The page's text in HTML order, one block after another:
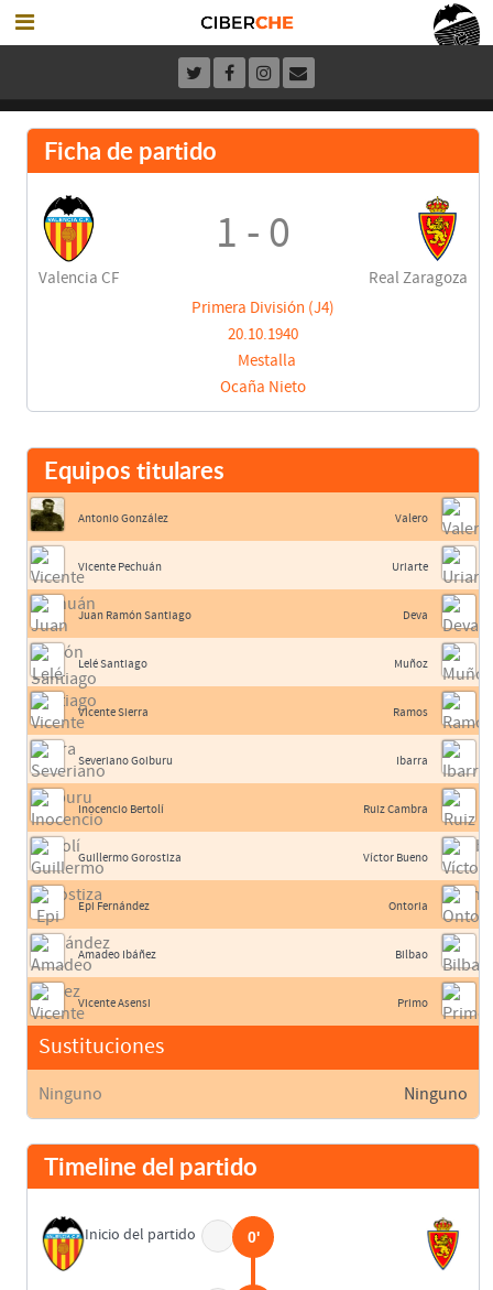
Ficha de partido
Valencia CF
1 - 0
Real Zaragoza
Primera División (J4)
20.10.1940
Mestalla
Ocaña Nieto
Equipos titulares
Antonio González
Vicente Pechuán
Juan Ramón Santiago
Lelé Santiago
Vicente Sierra
Severiano Goiburu
Inocencio Bertolí
Guillermo Gorostiza
Epi Fernández
Amadeo Ibáñez
Vicente Asensi
Sustituciones
Ninguno
Valero
Uriarte
Deva
Muñoz
Ramos
Ibarra
Ruiz Cambra
Víctor Bueno
Ontoria
Bilbao
Primo
Ninguno
Timeline del partido
Inicio del partido 0'